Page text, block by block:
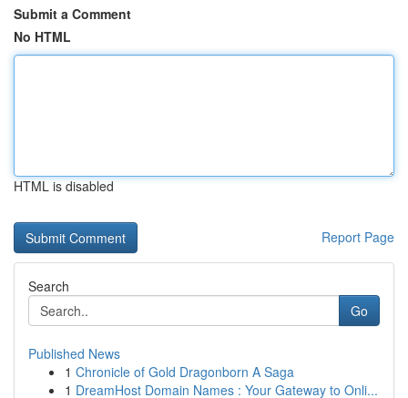
Submit a Comment
No HTML
HTML is disabled
Report Page
Search
Go
Published News
1 Chronicle of Gold Dragonborn A Saga
1 DreamHost Domain Names : Your Gateway to Onli...